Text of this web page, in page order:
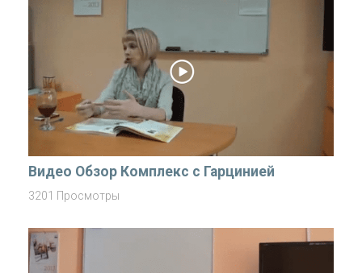
Видео Обзор Комплекс с Гарцинией
3201 Просмотры